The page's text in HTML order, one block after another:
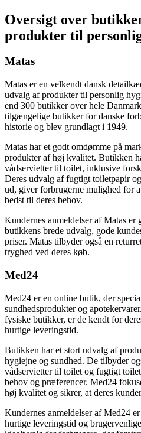
Oversigt over
produkter til
Matas
Matas er en velkendt dansk
udvalg af produkter til personlig
end 300 butikker over hele
tilgængelige butikker for danske
historie og blev grundlagt i 1949.
Matas har et godt omdømme på
produkter af høj kvalitet. Butikken
vådservietter til toilet, inklusive
Deres udvalg af fugtigt toiletpapir
ud, giver forbrugerne mulighed for
bedst til deres behov.
Kundernes anmeldelser af Matas
butikkens brede udvalg, gode
priser. Matas tilbyder også en
tryghed ved deres køb.
Med24
Med24 er en online butik, der
sundhedsprodukter og
fysiske butikker, er de kendt for
hurtige leveringstid.
Butikken har et stort udvalg af
hygiejne og sundhed. De tilbyder
vådservietter til toilet og fugtigt
behov og præferencer. Med24
høj kvalitet og sikrer, at deres
Kundernes anmeldelser af Med24
hurtige leveringstid og